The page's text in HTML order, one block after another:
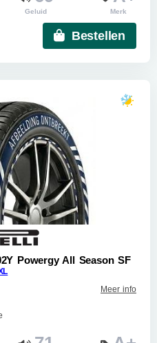
Geluid Merk
Bestellen
Powergy All Season SF
Meer info